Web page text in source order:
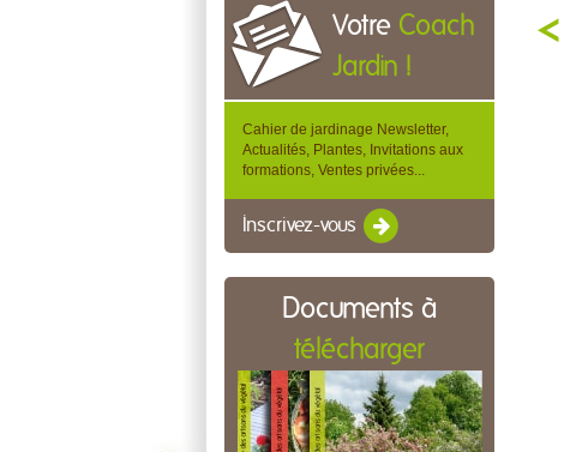
Votre Coach
Jardin !
Cahier de jardinage Newsletter,
Actualités, Plantes, Invitations aux
formations, Ventes privées...
Inscrivez-vous
Documents à
télécharger